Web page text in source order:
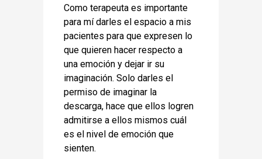
Como terapeuta es importante
para mí darles el espacio a mis
pacientes para que expresen lo
que quieren hacer respecto a
una emoción y dejar ir su
imaginación. Solo darles el
permiso de imaginar la
descarga, hace que ellos logren
admitirse a ellos mismos cuál
es el nivel de emoción que
sienten.